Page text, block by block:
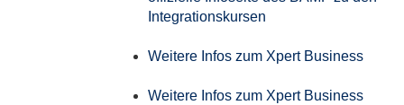
Integrationskursen
Weitere Infos zum Xpert Business
Weitere Infos zum Xpert Business